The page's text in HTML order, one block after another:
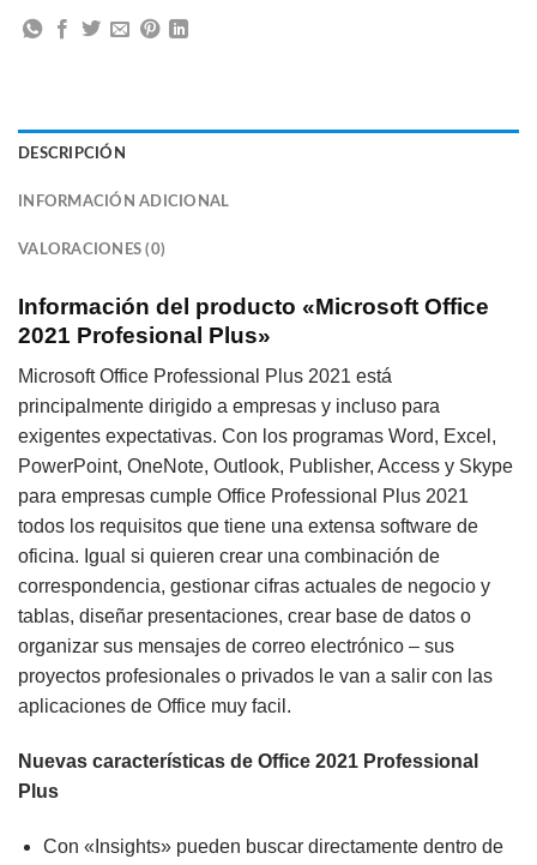
DESCRIPCIÓN
INFORMACIÓN ADICIONAL
VALORACIONES (0)
Información del producto «Microsoft Office
2021 Profesional Plus»
Microsoft Office Professional Plus 2021 está
principalmente dirigido a empresas y incluso para
exigentes expectativas. Con los programas Word, Excel,
PowerPoint, OneNote, Outlook, Publisher, Access y Skype
para empresas cumple Office Professional Plus 2021
todos los requisitos que tiene una extensa software de
oficina. Igual si quieren crear una combinación de
correspondencia, gestionar cifras actuales de negocio y
tablas, diseñar presentaciones, crear base de datos o
organizar sus mensajes de correo electrónico – sus
proyectos profesionales o privados le van a salir con las
aplicaciones de Office muy facil.
Nuevas características de Office 2021 Professional
Plus
Con «Insights» pueden buscar directamente dentro de